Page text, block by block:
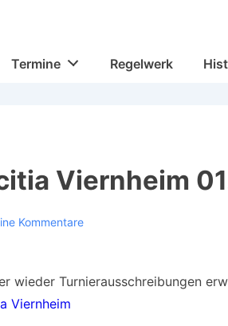
Termine Regelwerk
Viernheim
Kommentare
wieder Turnierausschreibungen
Viernheim